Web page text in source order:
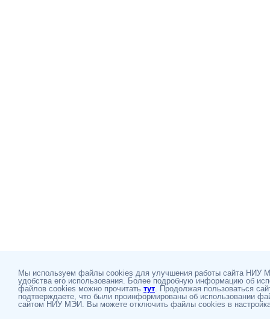
Мы используем файлы cookies для улучшения работы сайта НИУ
удобства его использования. Более подробную информацию об
файлов cookies можно прочитать тут. Продолжая пользоваться
подтверждаете, что были проинформированы об использовании
сайтом НИУ МЭИ. Вы можете отключить файлы cookies в